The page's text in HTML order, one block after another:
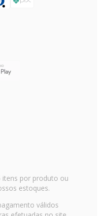
itens por produto ou
estoques.
válidos